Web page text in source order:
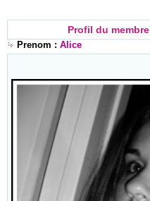
Profil du membre
Prenom : Alice